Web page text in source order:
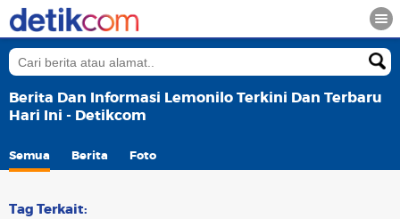
Berita Dan Informasi Lemonilo Terkini Dan Terbaru
Hari Ini - Detikcom
Semua Berita Foto
Tag Terkait: